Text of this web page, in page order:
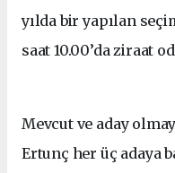
yılda bir yapılan
saat 10.00’da ziraat
Mevcut ve aday
Ertunç her üç adaya